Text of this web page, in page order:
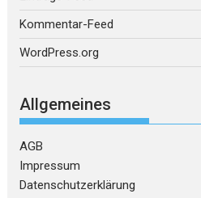
Kommentar-Feed
WordPress.org
Allgemeines
AGB
Impressum
Datenschutzerklärung